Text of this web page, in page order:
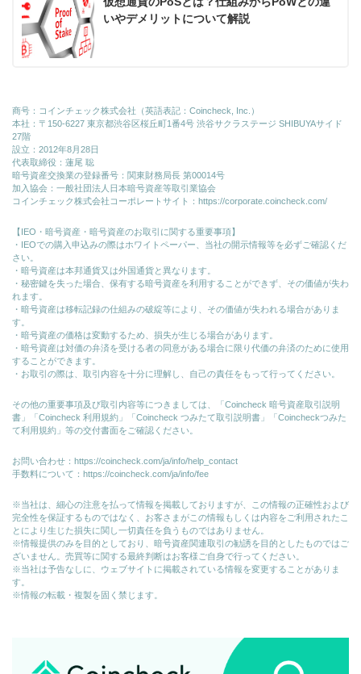
いやデメリットについて解説
商号：コインチェック株式会社（英語表記：Coincheck, Inc.）
本社：〒150-6227 東京都渋谷区桜丘町1番4号 渋谷サクラステージ SHIBUYAサイド
27階
設立：2012年8月28日
代表取締役：蓮尾 聡
暗号資産交換業の登録番号：関東財務局長 第00014号
加入協会：一般社団法人日本暗号資産等取引業協会
コインチェック株式会社コーポレートサイト： https://corporate.coincheck.com/
【IEO・暗号資産・暗号資産のお取引に関する重要事項】
・IEOでの購入申込みの際はホワイトペーパー、当社の開示情報等を必ずご確認くだ
さい。
・暗号資産は本邦通貨又は外国通貨と異なります。
・秘密鍵を失った場合、保有する暗号資産を利用することができず、その価値が失わ
れます。
・暗号資産は移転記録の仕組みの破綻等により、その価値が失われる場合がありま
す。
・暗号資産の価格は変動するため、損失が生じる場合があります。
・暗号資産は対価の弁済を受ける者の同意がある場合に限り代価の弁済のために使⽤
することができます。
・お取引の際は、取引内容を十分に理解し、自己の責任をもって行ってください。
その他の重要事項及び取引内容等につきましては、「Coincheck 暗号資産取引説明
書」「Coincheck 利用規約」「Coincheck つみたて取引説明書」「Coincheckつみた
て利用規約」等の交付書面をご確認ください。
お問い合わせ： https://coincheck.com/ja/info/help_contact
手数料について： https://coincheck.com/ja/info/fee
※当社は、細心の注意を払って情報を掲載しておりますが、この情報の正確性および
完全性を保証するものではなく、お客さまがこの情報もしくは内容をご利用されたこ
とにより生じた損失に関し一切責任を負うものではありません。
※情報提供のみを目的としており、暗号資産関連取引の勧誘を目的としたものではご
ざいません。売買等に関する最終判断はお客様ご自身で行ってください。
※当社は予告なしに、ウェブサイトに掲載されている情報を変更することがありま
す。
※情報の転載・複製を固く禁じます。